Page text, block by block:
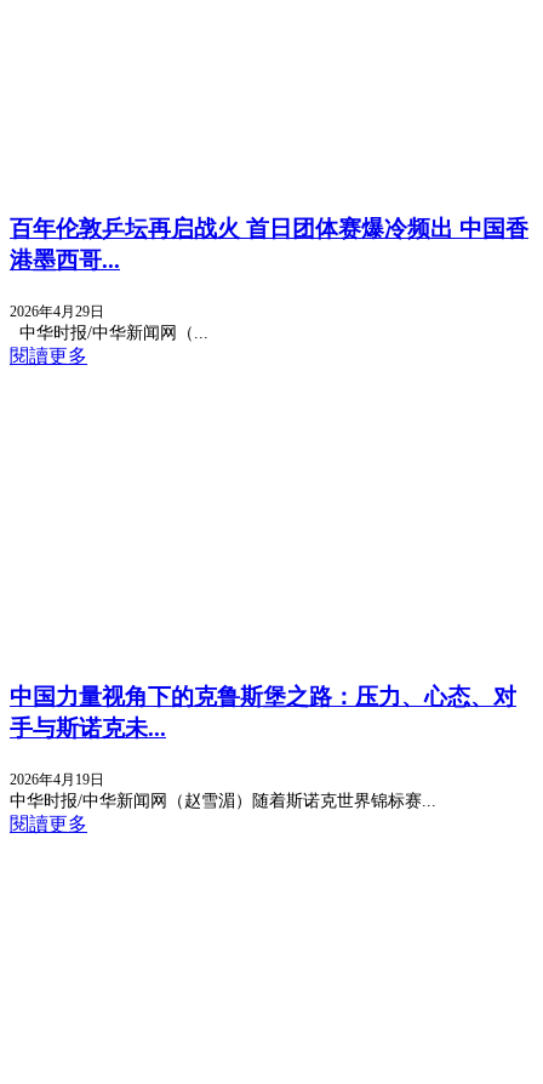
百年伦敦乒坛再启战火 首日团体赛爆冷频出 中国香
港墨西哥...
2026年4月29日
中华时报/中华新闻网（...
閱讀更多
中国力量视角下的克鲁斯堡之路：压力、心态、对
手与斯诺克未...
2026年4月19日
中华时报/中华新闻网（赵雪湄）随着斯诺克世界锦标赛...
閱讀更多